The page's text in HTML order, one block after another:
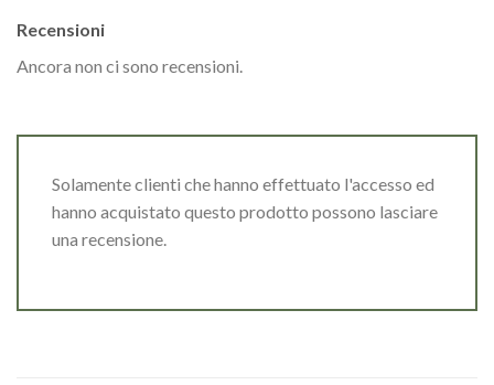
Recensioni
Ancora non ci sono recensioni.
Solamente clienti che hanno effettuato l'accesso ed
hanno acquistato questo prodotto possono lasciare
una recensione.